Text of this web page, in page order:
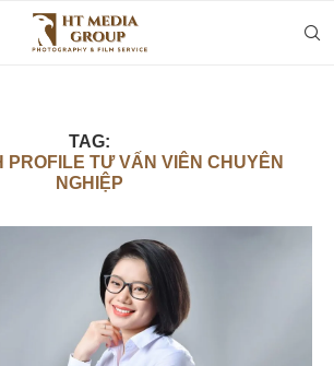
TAG:
PROFILE TƯ VẤN VIÊN CHUYÊN
NGHIỆP